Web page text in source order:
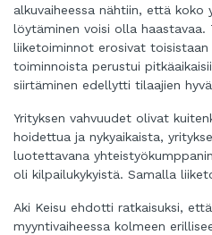
alkuvaiheessa nähtiin, että koko
löytäminen voisi olla haastavaa.
liiketoiminnot erosivat
toiminnoista perustui
siirtäminen edellytti tilaajien
Yrityksen vahvuudet olivat
hoidettua ja nykyaikaista,
luotettavana
oli kilpailukykyistä. Samalla
Aki Keisu ehdotti ratkaisuksi,
myyntivaiheessa kolmeen